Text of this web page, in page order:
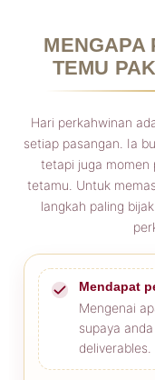
MENGAPA
TEMU
Hari perkahwinan
setiap pasangan. Ia
tetapi juga momen
tetamu. Untuk
langkah paling
Mendapat
Mengenai
supaya
deliverables.